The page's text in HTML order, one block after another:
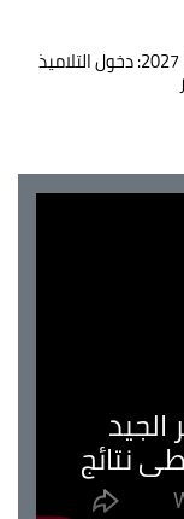
الموسم الدراسي 2026- 2027: دخول التلاميذ
نتائج